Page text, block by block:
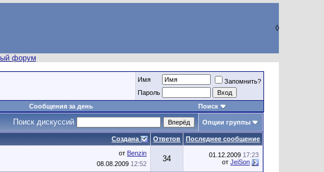
◊
форум
Имя
Запомнить?
Пароль
Сообщения за день Поиск
Поиск дискуссий Опции группы
Создана Ответов
Последнее сообщение
от Benzin
08.08.2009 12:52
34 01.12.2009 17:23
отJeiSon